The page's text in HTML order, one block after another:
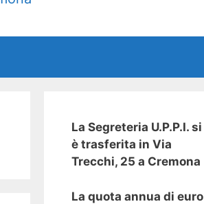
La Segreteria U.P.P.I. si
è trasferita in Via
Trecchi, 25 a Cremona
La quota annua di euro